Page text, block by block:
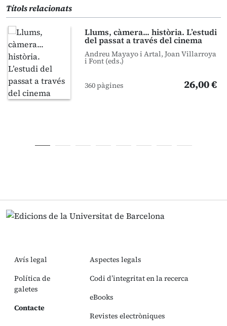
Títols relacionats
Llums, càmera... història. L’estudi
del passat a través del cinema
Andreu Mayayo i Artal, Joan Villarroya
i Font (eds.)
360 pàgines 26,00 €
Avís legal
Política de
galetes
Contacte
Aspectes legals
Codi d’integritat en la recerca
eBooks
Revistes electròniques